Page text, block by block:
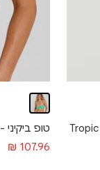
טופ ביקיני - Custom Rib Bandeau Bikini Top
מחיר מבצע
107.96 ₪